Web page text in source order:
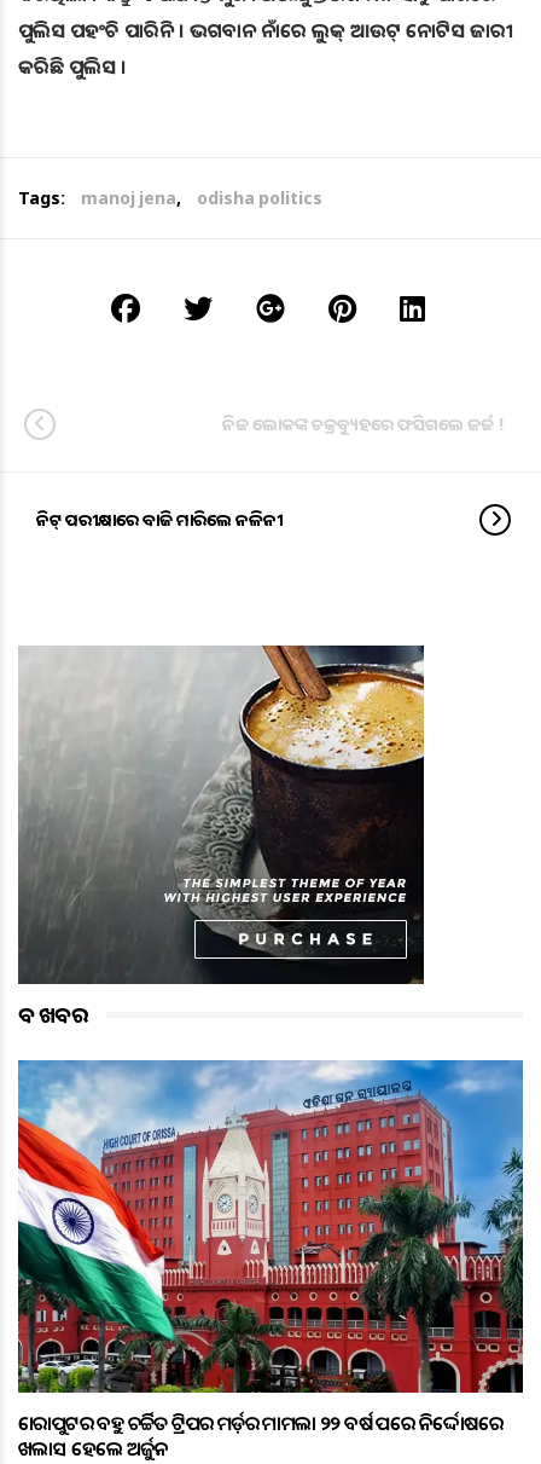
ପୁଲିସ ପହଂଚି ପାରିନି । ଭଗବାନ ନାଁରେ ଲୁକ୍ ଆଉଟ୍ ନୋଟିସ ଜାରୀ
କରିଛି ପୁଲିସ ।
Tags: manoj jena, odisha politics
ନିଜ ଲୋକଙ୍କ ଚକ୍ରବ୍ୟୁହରେ ଫସିଗଲେ ଜର୍ଜ !
ନିଟ୍ ପରୀକ୍ଷାରେ ବାଜି ମାରିଲେ ନଳିନୀ
ବଡ ଖବର
କୋରାପୁଟର ବହୁ ଚର୍ଚ୍ଚିତ ଟ୍ରିପର ମର୍ଡ଼ର ମାମଲା ୨୨ ବର୍ଷ ପରେ ନିର୍ଦ୍ଦୋଷରେ
ଖଲାସ ହେଲେ ଅର୍ଜୁନ